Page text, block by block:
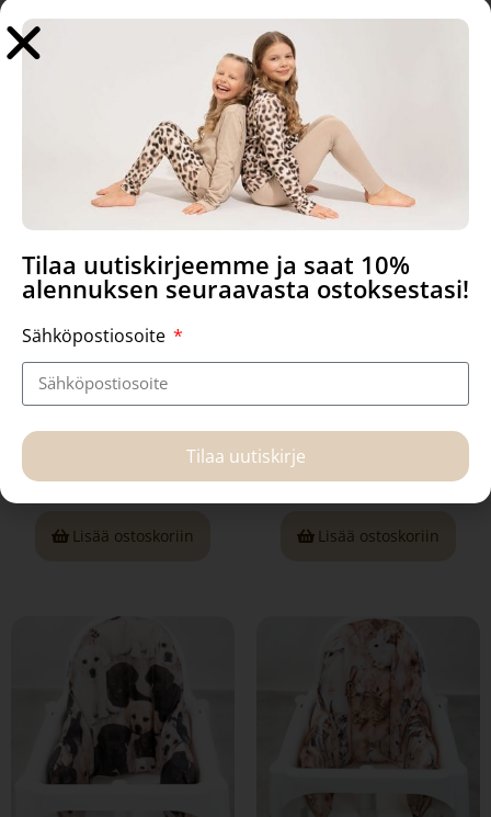
Mustikassa
29,90€
Lisää ostoskoriin
paws
29,90€
Lisää ostoskoriin
Tilaa uutiskirjeemme ja saat 10%
alennuksen seuraavasta ostoksestasi!
Sähköpostiosoite
Tilaa uutiskirje